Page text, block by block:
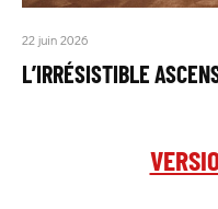
22 juin 2026
L’IRRÉSISTIBLE